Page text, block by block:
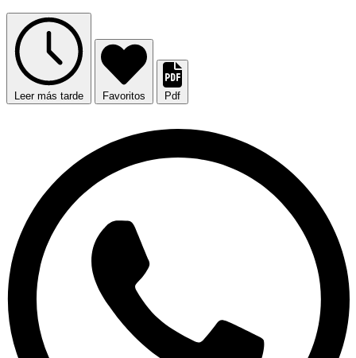
Leer más tarde Favoritos Pdf